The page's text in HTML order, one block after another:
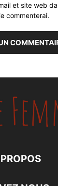
et site web
commenterai.